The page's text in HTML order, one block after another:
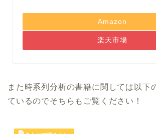
Amazon
楽天市場
また時系列分析の書籍に関しては以下
ているのでそちらもご覧ください！